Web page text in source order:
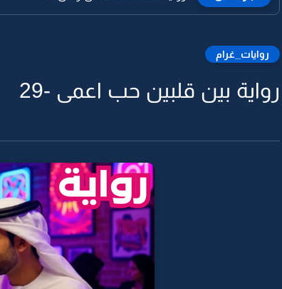
روايات_غرام
رواية بين قلبين حب اعمى -29